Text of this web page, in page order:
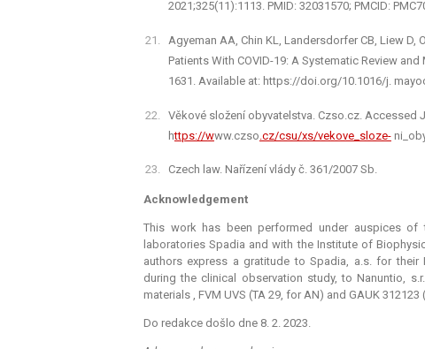
2021;325(11):1113. PMID: 32031570; PMCID:
Agyeman AA, Chin KL, Landersdorfer CB, Liew
Patients With COVID-19: A Systematic Review and
1631. Available at: https://doi.org/10.1016/j.
Věkové složení obyvatelstva. Czso.cz. Accessed
https://www.czso .cz/csu/xs/vekove_sloze-
Czech law. Nařízení vlády č. 361/2007 Sb.
Acknowledgement
This work has been performed under auspices of
laboratories Spadia and with the Institute of
authors express a gratitude to Spadia, a.s. for
during the clinical observation study, to Nanuntio,
materials , FVM UVS (TA 29, for AN) and GAUK 312123
Do redakce došlo dne 8. 2. 2023.